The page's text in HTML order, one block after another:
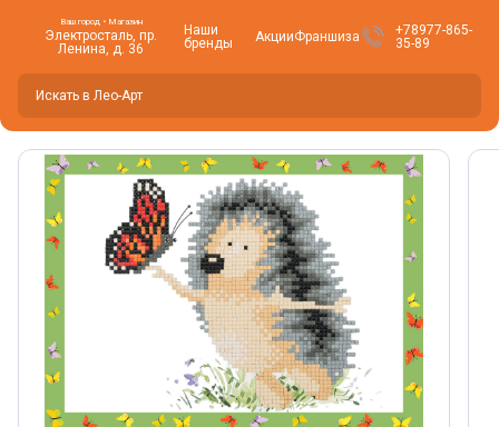
Ваш город • Магазин
Электросталь, пр.
Ленина, д. 36
Наши
бренды
АкцииФраншиза
+78977-865-
35-89
Фото товара